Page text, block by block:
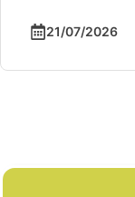
21/07/2026